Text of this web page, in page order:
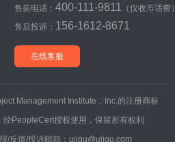
售前电话： 400-111-9811 （仅收市话费）
售后投诉： 156-1612-8671
在线客服
Management Institute，Inc.的注册商标
PeopleCert授权使用，保留所有权利
/反馈/投诉邮箱：ujigu@ujigu.com